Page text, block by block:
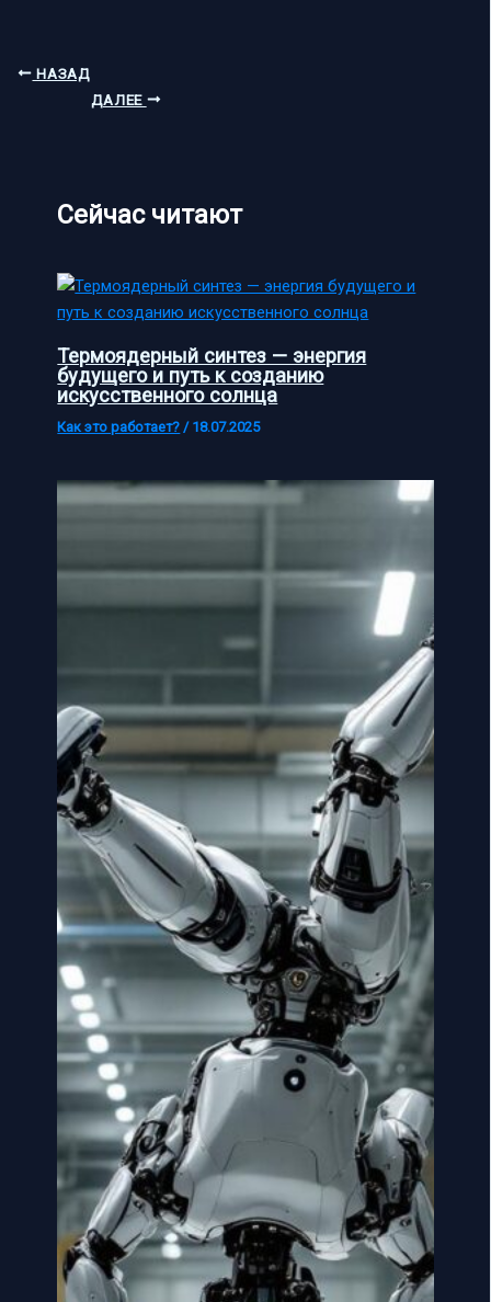
НАЗАД
ДАЛЕЕ
Сейчас читают
Термоядерный синтез — энергия
будущего и путь к созданию
искусственного солнца
Как это работает? / 18.07.2025